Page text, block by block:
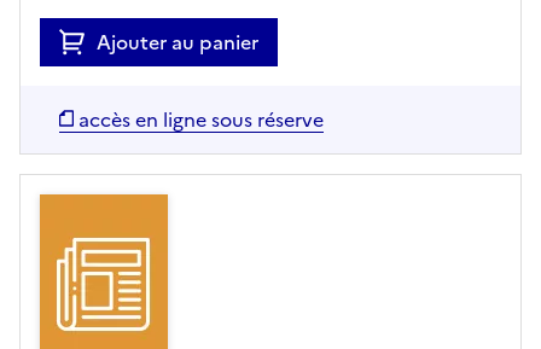
Ajouter au panier
accès en ligne sous réserve